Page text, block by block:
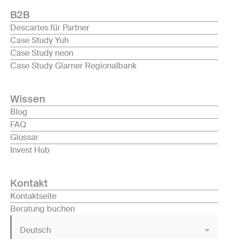
B2B
Descartes für Partner
Case Study Yuh
Case Study neon
Case Study Glarner Regionalbank
Wissen
Blog
FAQ
Glossar
Invest Hub
Kontakt
Kontaktseite
Beratung buchen
Deutsch